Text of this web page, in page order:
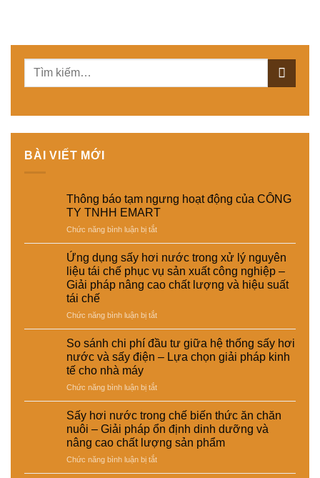
BÀI VIẾT MỚI
Thông báo tạm ngưng hoạt động của CÔNG
TY TNHH EMART
Chức năng bình luận bị tắtở
Thông
báo
ngưng
hoạt
của
TY
TNHH
EMART
Ứng dụng sấy hơi nước trong xử lý nguyên
liệu tái chế phục vụ sản xuất công nghiệp –
Giải pháp nâng cao chất lượng và hiệu suất
tái chế
Chức năng bình luận bị tắtở
Ứng
dụng
sấy
trong
xử
lý
nguyên
tái
chế
phục
So sánh chi phí đầu tư giữa hệ thống sấy hơi
nước và sấy điện – Lựa chọn giải pháp kinh
tế cho nhà máy
Chức năng bình luận bị tắtở
So
sánh
chi
phí
đầu
tư
giữa
Sấy hơi nước trong chế biến thức ăn chăn
nuôi – Giải pháp ổn định dinh dưỡng và
nâng cao chất lượng sản phẩm
Chức năng bình luận bị tắtở
Sấy